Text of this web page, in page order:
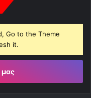
Go to the Theme
it.